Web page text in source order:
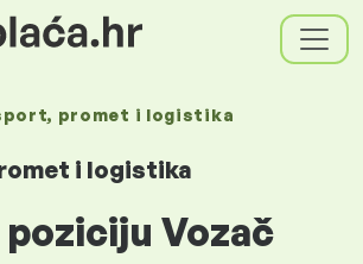
promet i logistika
i logistika
poziciju Vozač